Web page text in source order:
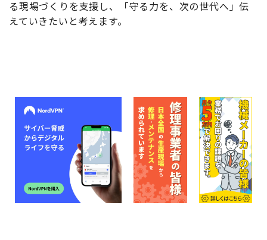
る現場づくりを支援し、「守る力を、次の世代へ」伝
えていきたいと考えます。